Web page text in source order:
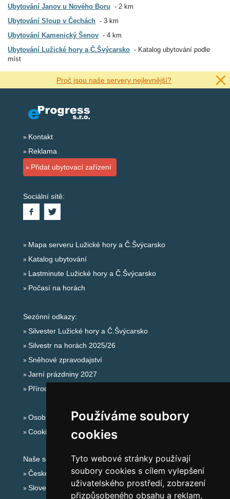
Používáme soubory
cookies
Tyto webové stránky používají
soubory cookies s cílem vylepšení
uživatelského prostředí, zobrazení
přizpůsobeného obsahu a reklam,
Ubytování Janov u Nového Boru
2 km
Ubytování Sloup v Čechách
3 km
Ubytování Kamenický Šenov
4 km
Ubytování Lužické hory a Č.Švýcarsko
Katalog ubytování podle
míst
Proč jsou naše servery nejlevnější?
Kontakt
Reklama
Přidat ubytovací zařízení
Sociální sítě:
Mapa serveru Lužické hory a Č.Švýcarsko
Katalog ubytování
Lastminute Lužické hory a Č.Švýcarsko
Počasí na horách
Sezónní odkazy:
Silvester Lužické hory a Č.Švýcarsko
Silvestr na horách 2025/26
Sněhové zpravodajství
Jarní prázdniny 2027
Přírodní koupaliště
Osobní údaje
Cookies
Naše servery:
České hory
Slovenské hory